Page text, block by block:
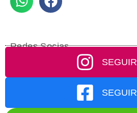
Redes Socias
SEGUIR
SEGUIR